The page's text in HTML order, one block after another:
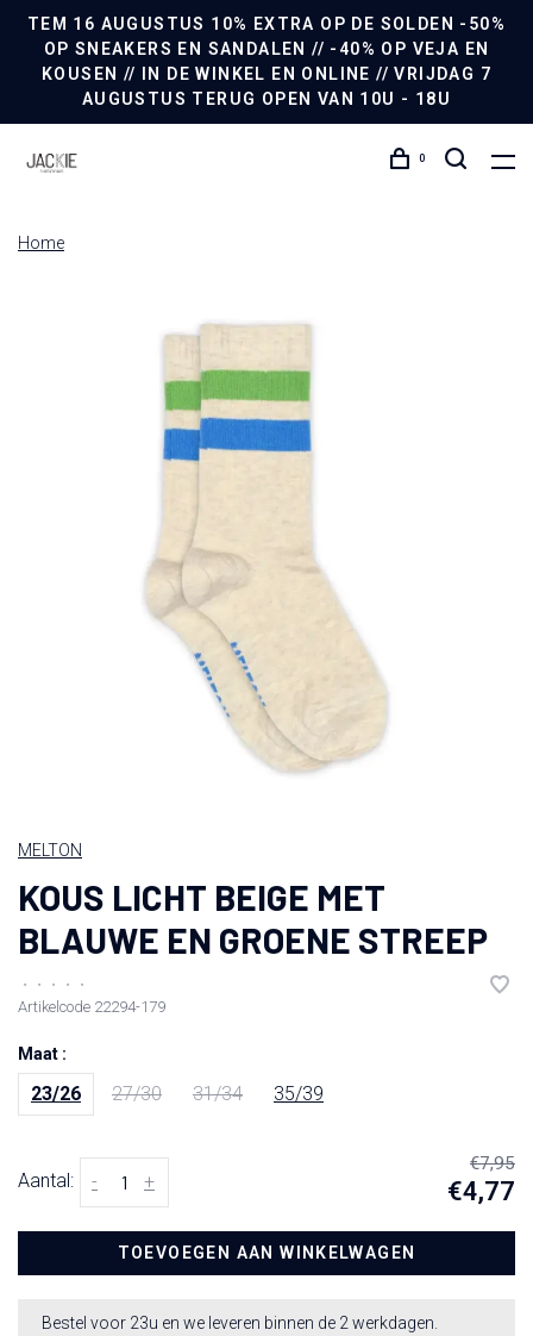
TEM 16 AUGUSTUS 10% EXTRA OP DE SOLDEN -50%
OP SNEAKERS EN SANDALEN // -40% OP VEJA EN
KOUSEN // IN DE WINKEL EN ONLINE // VRIJDAG 7
AUGUSTUS TERUG OPEN VAN 10U - 18U
0
Home
MELTON
KOUS LICHT BEIGE MET
BLAUWE EN GROENE STREEP
• • • •
•
Artikelcode 22294-179
Maat :
23/26 27/30 31/34 35/39
Aantal: +
-
€7,95
€4,77
TOEVOEGEN AAN WINKELWAGEN
Bestel voor 23u en we leveren binnen de 2 werkdagen.